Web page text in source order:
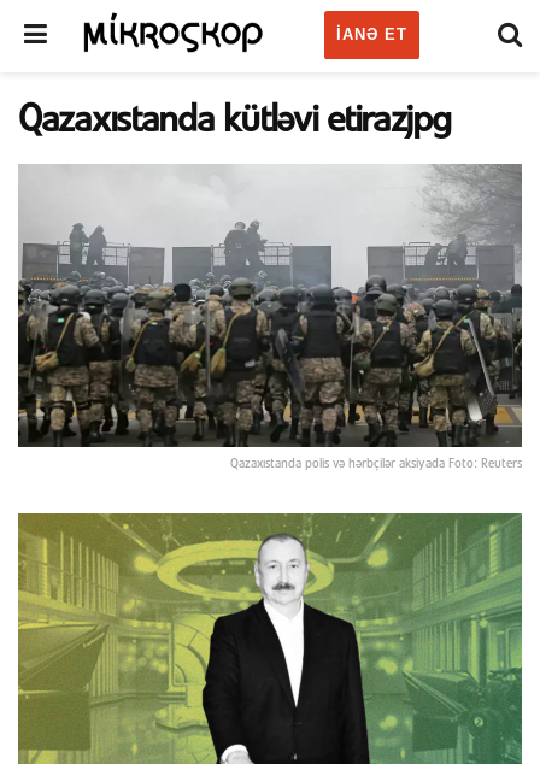
IANƏ ET
Qazaxıstanda kütləvi etirazjpg
Qazaxıstanda polis və hərbçilər aksiyada Foto: Reuters